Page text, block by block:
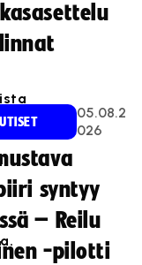
05.08.2
026
syntyy
– Reilu
-pilotti